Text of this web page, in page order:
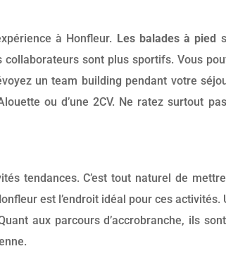
à Honfleur. Les balades à pied
sont plus sportifs. Vous
un team building pendant votre
ou d’une 2CV. Ne ratez surtout
tendances. C’est tout naturel de
est l’endroit idéal pour ces activités.
aux parcours d’accrobranche, ils